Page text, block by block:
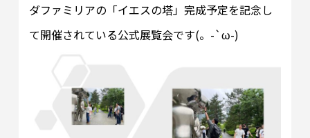
ダファミリアの「イエスの塔」完成予定を記念し
て開催されている公式展覧会です(。-`ω-)